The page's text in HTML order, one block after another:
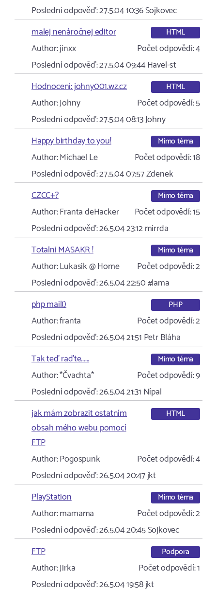
Poslední odpověď:27.5.04 10:36Sojkovec
malej nenáročnej editor
HTML
Author:jinxx Počet odpovědí:4
Poslední odpověď:27.5.04 09:44Havel-st
Hodnocení: johny001.wz.cz
HTML
Author:Johny Počet odpovědí:5
Poslední odpověď:27.5.04 08:13Johny
Happy birthday to you!
Mimo téma
Author:Michael Le Počet odpovědí:18
Poslední odpověď:27.5.04 07:57Zdenek
CZCC+?
Mimo téma
Author:Franta deHacker Počet odpovědí:15
Poslední odpověď:26.5.04 23:12mirrda
Totalni MASAKR !
Mimo téma
Author:Lukasik @ Home Počet odpovědí:2
Poslední odpověď:26.5.04 22:50#lama
php mail()
PHP
Author:franta Počet odpovědí:2
Poslední odpověď:26.5.04 21:51 Petr Bláha
Tak teď raďte......
Mimo téma
Author:*Čvachta* Počet odpovědí:9
Poslední odpověď:26.5.04 21:31 Nípal
jak mám zobrazit ostatním
obsah mého webu pomocí
FTP
HTML
Author:Pogospunk Počet odpovědí:4
Poslední odpověď:26.5.04 20:47jkt
PlayStation
Mimo téma
Author:mamama Počet odpovědí:2
Poslední odpověď:26.5.04 20:45Sojkovec
FTP
Podpora
Author:Jirka Počet odpovědí:1
Poslední odpověď:26.5.04 19:58jkt